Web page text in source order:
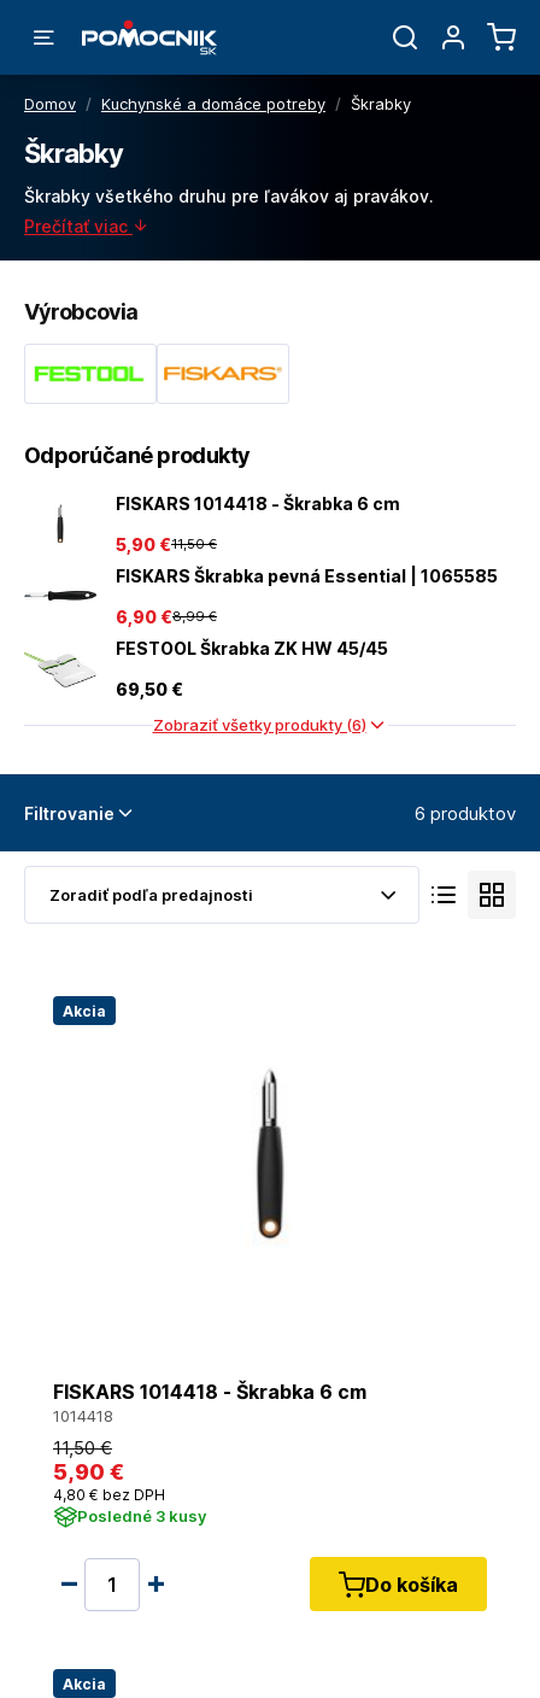
Domov / Kuchynské a domáce potreby / Škrabky
Škrabky
Škrabky všetkého druhu pre ľavákov aj pravákov.
Prečítať viac
Výrobcovia
Odporúčané produkty
FISKARS 1014418 - Škrabka 6 cm
11,50 €
5 ,90 €
FISKARS Škrabka pevná Essential | 1065585
8,99 €
6 ,90 €
FESTOOL Škrabka ZK HW 45/45
69 ,50 €
Zobraziť všetky produkty (6)
Filtrovanie 6 produktov
Akcia
FISKARS 1014418 - Škrabka 6 cm
1014418
11,50 €
5,90 €
4,80 € bez DPH
Posledné 3 kusy
Do košíka
Akcia